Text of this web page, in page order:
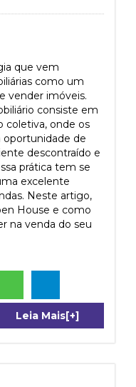
que vem
como um
vender imóveis.
consiste em
coletiva, onde os
de
descontraído e
prática tem se
excelente
Neste artigo,
House e como
na venda do seu
Leia Mais[+]